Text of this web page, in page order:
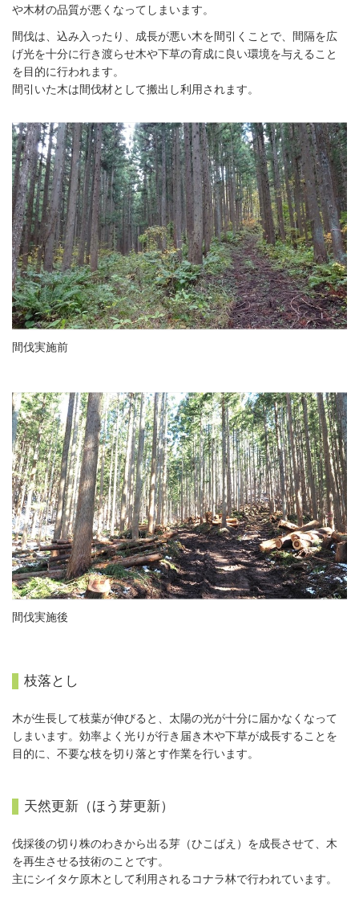
や木材の品質が悪くなってしまいます。
間伐は、込み入ったり、成長が悪い木を間引くことで、間隔を広
げ光を十分に行き渡らせ木や下草の育成に良い環境を与えること
を目的に行われます。
間引いた木は間伐材として搬出し利用されます。
間伐実施前
間伐実施後
枝落とし
木が生長して枝葉が伸びると、太陽の光が十分に届かなくなって
しまいます。効率よく光りが行き届き木や下草が成長することを
目的に、不要な枝を切り落とす作業を行います。
天然更新（ほう芽更新）
伐採後の切り株のわきから出る芽（ひこばえ）を成長させて、木
を再生させる技術のことです。
主にシイタケ原木として利用されるコナラ林で行われています。